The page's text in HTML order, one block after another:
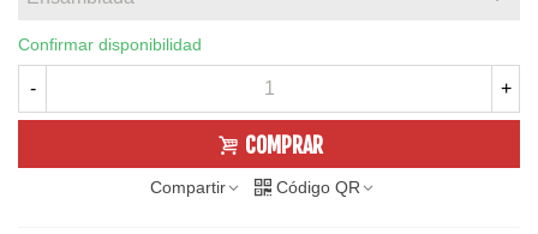
Confirmar disponibilidad
- +
COMPRAR
Compartir Código QR